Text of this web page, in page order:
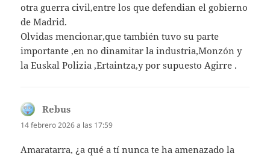
otra guerra civil,entre los que defendian el gobierno
de Madrid.
Olvidas mencionar,que también tuvo su parte
importante ,en no dinamitar la industria,Monzón y
la Euskal Polizia ,Ertaintza,y por supuesto Agirre .
Rebus
14 febrero 2026 a las 17:59
Amaratarra, ¿a qué a tí nunca te ha amenazado la